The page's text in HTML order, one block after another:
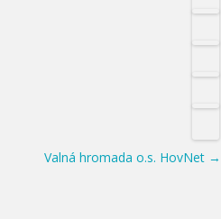
Valná hromada o.s. HovNet →